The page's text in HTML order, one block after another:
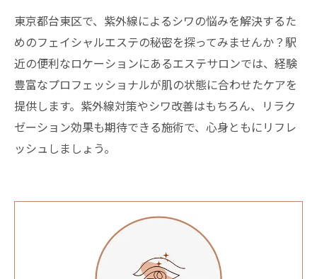
東京都台東区で、紫外線によるシワの悩みを解決するた
めのフェイシャルエステの秘密を探ってみませんか？駅
近の便利なロケーションにあるエステサロンでは、経験
豊富なプロフェッショナルが肌の状態に合わせたケアを
提供します。紫外線対策やシワ改善はもちろん、リラク
ゼーション効果も期待できる施術で、心身ともにリフレ
ッシュしましょう。